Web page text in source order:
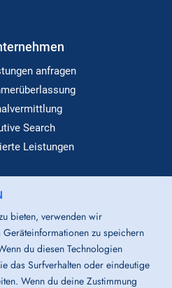
anfragen
Search
Leistungen
Uns
Bereich
bieten, verwenden wir
zu speichern
du diesen Technologien
das Surfverhalten oder eindeutige
Wenn du deine Zustimmung